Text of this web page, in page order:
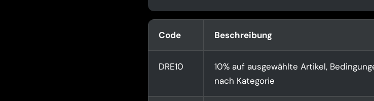
Code Beschreibung
DRE10
10% auf ausgewählte Artikel,
nach Kategorie